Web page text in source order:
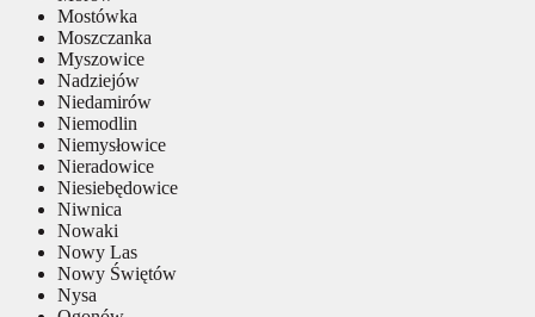
Mostówka
Moszczanka
Myszowice
Nadziejów
Niedamirów
Niemodlin
Niemysłowice
Nieradowice
Niesiebędowice
Niwnica
Nowaki
Nowy Las
Nowy Świętów
Nysa